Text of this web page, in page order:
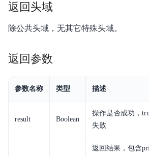
返回头域
除公共头域，无其它特殊头域。
返回参数
参数名称 类型 描述
result Boolean
操作是否成功，
失败
返回结果，包含